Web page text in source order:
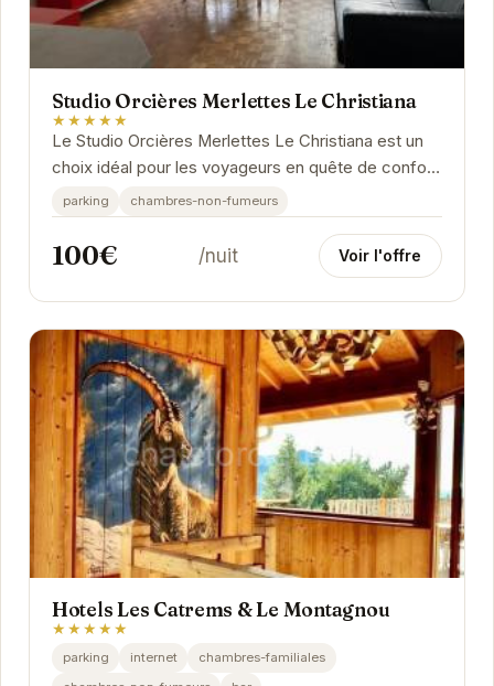
Studio Orcières Merlettes Le Christiana
★★★★★
Le Studio Orcières Merlettes Le Christiana est un
choix idéal pour les voyageurs en quête de confort
et de commodité. Son emplacement...
parking chambres-non-fumeurs
100€ /nuit Voir l'offre
Hotels Les Catrems & Le Montagnou
★★★★★
parking internet
chambres-familiales